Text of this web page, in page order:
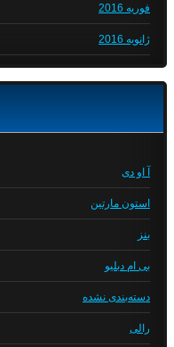
فوریه 2016
ژانویه 2016
آ او دی
استون مارتین
بنز
بی ام دبلیو
دسته‌بندی نشده
رالی